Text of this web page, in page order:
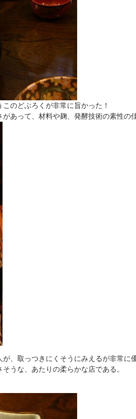
のどぶろくが非常に旨かった！
あって、材料や麹、発酵技術の素性の
、取っつきにくそうにみえるが非常に
うな、あたりの柔らかな店である。